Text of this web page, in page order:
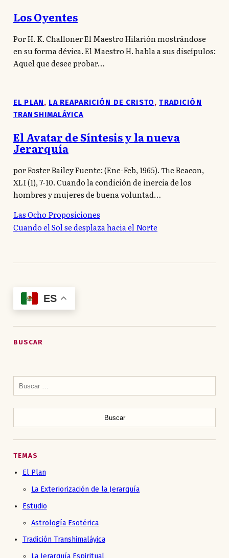
Los Oyentes
Por H. K. Challoner El Maestro Hilarión mostrándose
en su forma dévica. El Maestro H. habla a sus discípulos:
Aquel que desee probar…
EL PLAN, LA REAPARICIÓN DE CRISTO,TRADICIÓN
TRANSHIMALÁYICA
El Avatar de Síntesis y la nueva
Jerarquía
por Foster Bailey Fuente: (Ene-Feb, 1965). The Beacon,
XLI (1), 7-10. Cuando la condición de inercia de los
hombres y mujeres de buena voluntad…
Las Ocho Proposiciones
Cuando el Sol se desplaza hacia el Norte
ES
BUSCAR
TEMAS
El Plan
La Exteriorización de la Jerarquía
Estudio
Astrología Esotérica
Tradición Transhimaláyica